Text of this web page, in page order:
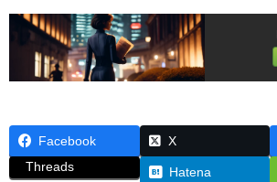
Facebook X
Threads
Hatena